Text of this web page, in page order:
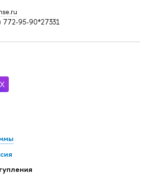
95-90*27331